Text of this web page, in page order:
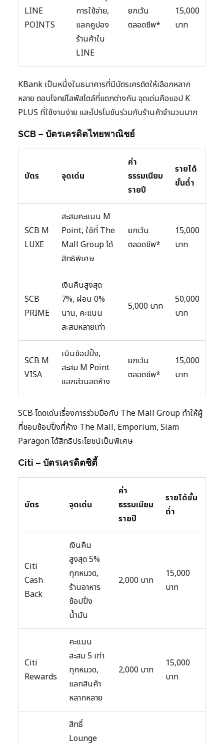
LINE
POINTS
การใช้จ่าย,
แลกคูปอง
ร้านค้าใน
LINE
ยกเว้น
ตลอดชีพ*
15,000
บาท
KBank เป็นหนึ่งในธนาคารที่มีบัตรเครดิตให้เลือกหลาก
หลาย ตอบโจทย์ไลฟ์สไตล์ที่แตกต่างกัน จุดเด่นคือแอป K
PLUS ที่ใช้งานง่าย และโปรโมชันร่วมกับร้านค้าจำนวนมาก
SCB – บัตรเครดิตไทยพาณิชย์
บัตร จุดเด่น
ค่า
ธรรมเนียม
รายปี
รายได้
ขั้นต่ำ
SCB M
LUXE
สะสมคะแนน M
Point, ใช้ที่ The
Mall Group ได้
สิทธิพิเศษ
ยกเว้น
ตลอดชีพ*
15,000
บาท
SCB
PRIME
เงินคืนสูงสุด
7%, ผ่อน 0%
นาน, คะแนน
สะสมหลายเท่า
5,000 บาท
50,000
บาท
SCB M
VISA
เน้นช้อปปิ้ง,
สะสม M Point
แลกส่วนลดห้าง
ยกเว้น
ตลอดชีพ*
15,000
บาท
SCB โดดเด่นเรื่องการร่วมมือกับ The Mall Group ทำให้ผู้
ที่ชอบช้อปปิ้งที่ห้าง The Mall, Emporium, Siam
Paragon ได้สิทธิประโยชน์เป็นพิเศษ
Citi – บัตรเครดิตซิตี้
บัตร จุดเด่น
ค่า
ธรรมเนียม
รายปี
รายได้ขั้น
ต่ำ
Citi
Cash
Back
เงินคืน
สูงสุด 5%
ทุกหมวด,
ร้านอาหาร
ช้อปปิ้ง
น้ำมัน
2,000 บาท
15,000
บาท
Citi
Rewards
คะแนน
สะสม 5 เท่า
ทุกหมวด,
แลกสินค้า
หลากหลาย
2,000 บาท
15,000
บาท
สิทธิ์
Lounge